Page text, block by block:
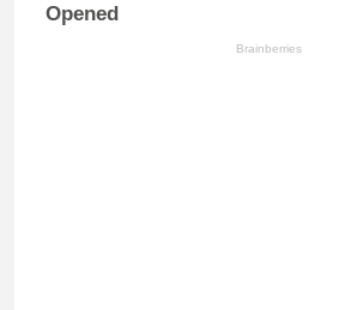
Opened
Brainberries